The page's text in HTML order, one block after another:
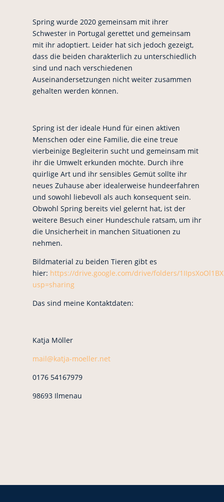
Spring wurde 2020 gemeinsam mit ihrer
Schwester in Portugal gerettet und gemeinsam
mit ihr adoptiert. Leider hat sich jedoch gezeigt,
dass die beiden charakterlich zu unterschiedlich
sind und nach verschiedenen
Auseinandersetzungen nicht weiter zusammen
gehalten werden können.
Spring ist der ideale Hund für einen aktiven
Menschen oder eine Familie, die eine treue
vierbeinige Begleiterin sucht und gemeinsam mit
ihr die Umwelt erkunden möchte. Durch ihre
quirlige Art und ihr sensibles Gemüt sollte ihr
neues Zuhause aber idealerweise hundeerfahren
und sowohl liebevoll als auch konsequent sein.
Obwohl Spring bereits viel gelernt hat, ist der
weitere Besuch einer Hundeschule ratsam, um ihr
die Unsicherheit in manchen Situationen zu
nehmen.
Bildmaterial zu beiden Tieren gibt es
hier: https://drive.google.com/drive/folders/
usp=sharing
Das sind meine Kontaktdaten:
Katja Möller
mail@katja-moeller.net
0176 54167979
98693 Ilmenau